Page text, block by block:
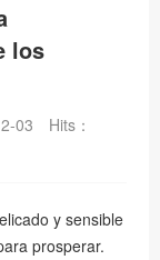
los
03
Hits：
y sensible
prosperar.